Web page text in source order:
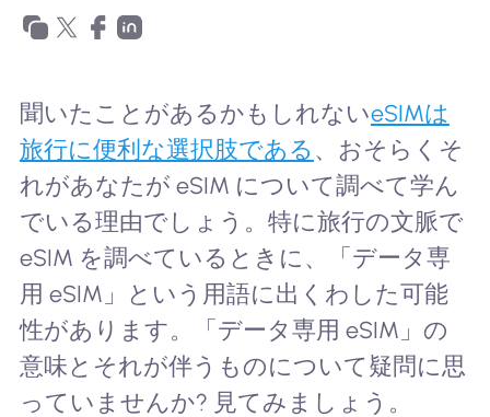
聞いたことがあるかもしれないeSIMは
旅行に便利な選択肢である 、おそらくそ
れがあなたが eSIM について調べて学ん
でいる理由でしょう。特に旅行の文脈で
eSIM を調べているときに、「データ専
用 eSIM」という用語に出くわした可能
性があります。「データ専用 eSIM」の
意味とそれが伴うものについて疑問に思
っていませんか? 見てみましょう。